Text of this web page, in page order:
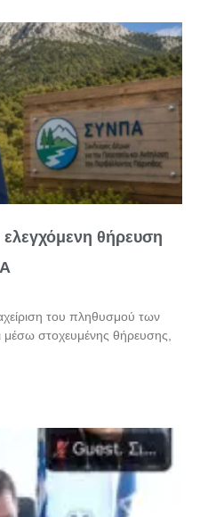
θήρευση
του πληθυσμού των
στοχευμένης θήρευσης,